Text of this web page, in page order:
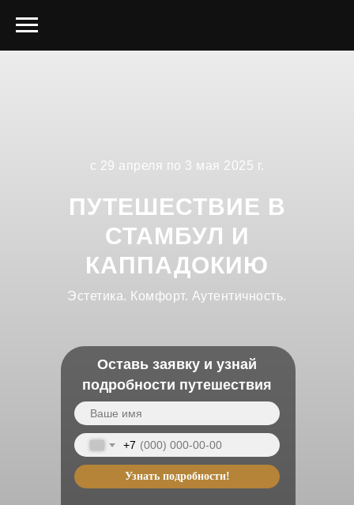
ПУТЕШЕСТВИЕ В
СТАМБУЛ И
КАППАДОКИЮ
Эстетика. Комфорт. Аутентичность.
Оставь заявку и узнай
подробности путешествия
+7
Узнать подробности!
с 29 апреля по 3 мая 2025 г.